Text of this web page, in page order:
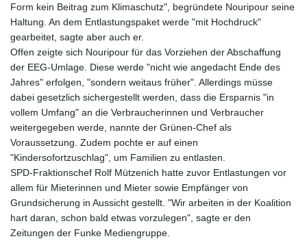
LTL 3.402172
LVL 0.696959
LYD 7.358683
MAD 10.770417
MDL 20.085595
MGA 4963.135313
MKD 61.539077
MMK 2419.122624
MNT 4143.388184
MOP 9.327593
MRU 46.278586
MUR 54.234774
MVR 17.813278
MWK 2001.657877
MXN 19.815707
MYR 4.711847
Form kein Beitrag zum Klimaschutz", begründete Nouripour seine
Haltung. An dem Entlastungspaket werde "mit Hochdruck"
gearbeitet, sagte aber auch er.
Offen zeigte sich Nouripour für das Vorziehen der Abschaffung
der EEG-Umlage. Diese werde "nicht wie angedacht Ende des
Jahres" erfolgen, "sondern weitaus früher". Allerdings müsse
dabei gesetzlich sichergestellt werden, dass die Ersparnis "in
vollem Umfang" an die Verbraucherinnen und Verbraucher
weitergegeben werde, nannte der Grünen-Chef als
Voraussetzung. Zudem pochte er auf einen
"Kindersofortzuschlag", um Familien zu entlasten.
SPD-Fraktionschef Rolf Mützenich hatte zuvor Entlastungen vor
allem für Mieterinnen und Mieter sowie Empfänger von
Grundsicherung in Aussicht gestellt. "Wir arbeiten in der Koalition
hart daran, schon bald etwas vorzulegen", sagte er den
Zeitungen der Funke Mediengruppe.